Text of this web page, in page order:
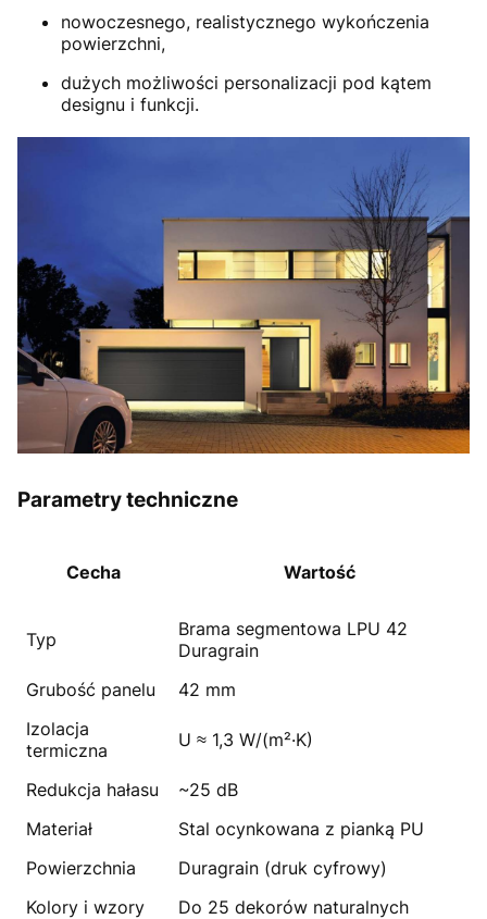
nowoczesnego, realistycznego wykończenia
powierzchni,
dużych możliwości personalizacji pod kątem
designu i funkcji.
Parametry techniczne
Cecha Wartość
Typ
Brama segmentowa LPU 42
Duragrain
Grubość panelu
42 mm
Izolacja
termiczna
U ≈ 1,3 W/(m²·K)
Redukcja hałasu
~25 dB
Materiał
Stal ocynkowana z pianką PU
Powierzchnia
Duragrain (druk cyfrowy)
Kolory i wzory
Do 25 dekorów naturalnych